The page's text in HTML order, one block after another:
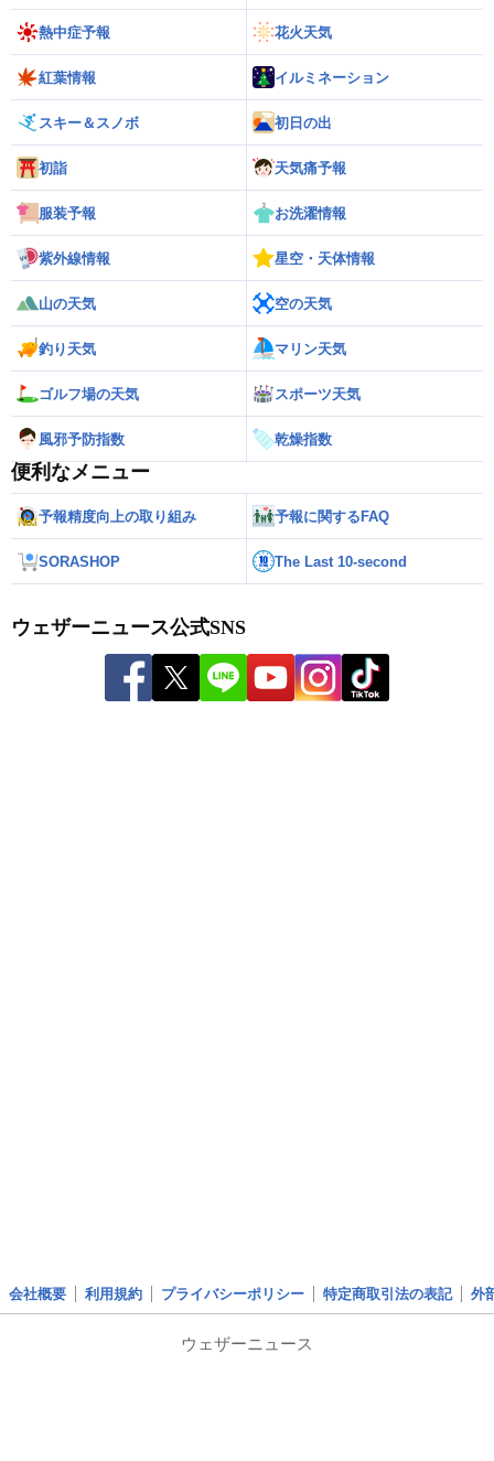
熱中症予報 花火天気
紅葉情報 イルミネーション
スキー＆スノボ 初日の出
初詣 天気痛予報
服装予報 お洗濯情報
紫外線情報 星空・天体情報
山の天気 空の天気
釣り天気 マリン天気
ゴルフ場の天気 スポーツ天気
風邪予防指数 乾燥指数
便利なメニュー
予報精度向上の取り組み 予報に関するFAQ
SORASHOP The Last 10-second
ウェザーニュース公式SNS
会社概要 利用規約 プライバシーポリシー 特定商取引法の表記 外
ウェザーニュース